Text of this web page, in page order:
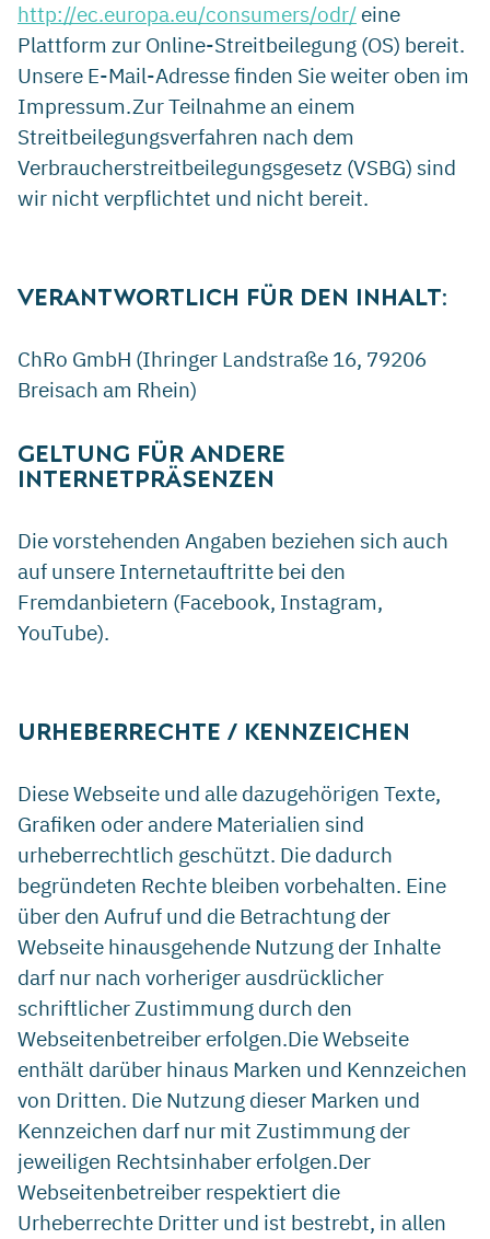
http://ec.europa.eu/consumers/odr/ eine
Plattform zur Online-Streitbeilegung (OS) bereit.
Unsere E-Mail-Adresse finden Sie weiter oben im
Impressum.Zur Teilnahme an einem
Streitbeilegungsverfahren nach dem
Verbraucherstreitbeilegungsgesetz (VSBG) sind
wir nicht verpflichtet und nicht bereit.
VERANTWORTLICH FÜR DEN INHALT:
ChRo GmbH (Ihringer Landstraße 16, 79206
Breisach am Rhein)
GELTUNG FÜR ANDERE
INTERNETPRÄSENZEN
Die vorstehenden Angaben beziehen sich auch
auf unsere Internetauftritte bei den
Fremdanbietern (Facebook, Instagram,
YouTube).
URHEBERRECHTE / KENNZEICHEN
Diese Webseite und alle dazugehörigen Texte,
Grafiken oder andere Materialien sind
urheberrechtlich geschützt. Die dadurch
begründeten Rechte bleiben vorbehalten. Eine
über den Aufruf und die Betrachtung der
Webseite hinausgehende Nutzung der Inhalte
darf nur nach vorheriger ausdrücklicher
schriftlicher Zustimmung durch den
Webseitenbetreiber erfolgen.Die Webseite
enthält darüber hinaus Marken und Kennzeichen
von Dritten. Die Nutzung dieser Marken und
Kennzeichen darf nur mit Zustimmung der
jeweiligen Rechtsinhaber erfolgen.Der
Webseitenbetreiber respektiert die
Urheberrechte Dritter und ist bestrebt, in allen